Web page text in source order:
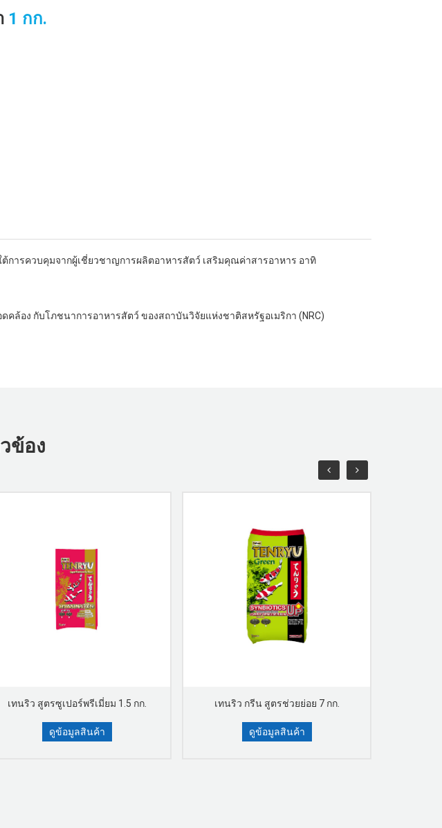
1 กก.
การควบคุมจากผู้เชี่ยวชาญการผลิตอาหารสัตว์ เสริมคุณค่าสารอาหาร อาทิ
คล้อง กับโภชนาการอาหารสัตว์ ของสถาบันวิจัยแห่งชาติสหรัฐอเมริกา (NRC)
ข้อง
เทนริว สูตรซูเปอร์พรีเมี่ยม 1.5 กก.
ดูข้อมูลสินค้า
เทนริว กรีน สูตรช่วยย่อย 7 กก.
ดูข้อมูลสินค้า